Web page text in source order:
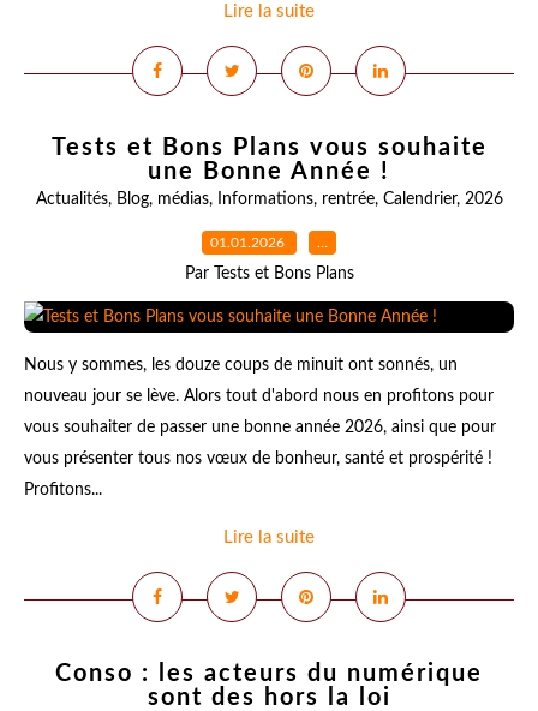
Lire la suite
Tests et Bons Plans vous souhaite
une Bonne Année !
Actualités, Blog, médias, Informations, rentrée, Calendrier, 2026
01.01.2026 …
Par Tests et Bons Plans
Nous y sommes, les douze coups de minuit ont sonnés, un
nouveau jour se lève. Alors tout d'abord nous en profitons pour
vous souhaiter de passer une bonne année 2026, ainsi que pour
vous présenter tous nos vœux de bonheur, santé et prospérité !
Profitons...
Lire la suite
Conso : les acteurs du numérique
sont des hors la loi